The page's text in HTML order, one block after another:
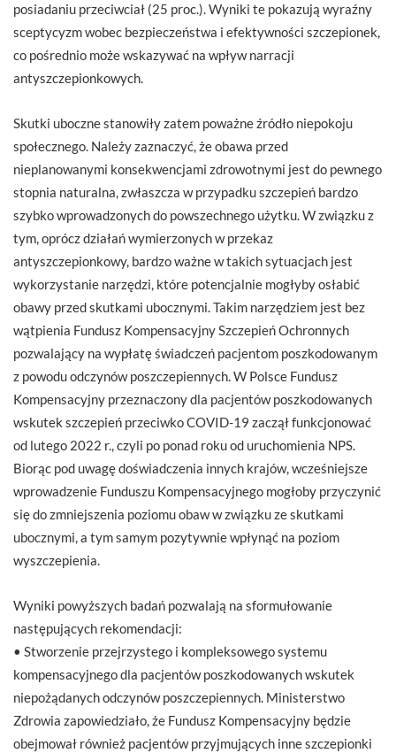
posiadaniu przeciwciał (25 proc.). Wyniki te pokazują wyraźny
sceptycyzm wobec bezpieczeństwa i efektywności szczepionek,
co pośrednio może wskazywać na wpływ narracji
antyszczepionkowych.
Skutki uboczne stanowiły zatem poważne źródło niepokoju
społecznego. Należy zaznaczyć, że obawa przed
nieplanowanymi konsekwencjami zdrowotnymi jest do pewnego
stopnia naturalna, zwłaszcza w przypadku szczepień bardzo
szybko wprowadzonych do powszechnego użytku. W związku z
tym, oprócz działań wymierzonych w przekaz
antyszczepionkowy, bardzo ważne w takich sytuacjach jest
wykorzystanie narzędzi, które potencjalnie mogłyby osłabić
obawy przed skutkami ubocznymi. Takim narzędziem jest bez
wątpienia Fundusz Kompensacyjny Szczepień Ochronnych
pozwalający na wypłatę świadczeń pacjentom poszkodowanym
z powodu odczynów poszczepiennych. W Polsce Fundusz
Kompensacyjny przeznaczony dla pacjentów poszkodowanych
wskutek szczepień przeciwko COVID-19 zaczął funkcjonować
od lutego 2022 r., czyli po ponad roku od uruchomienia NPS.
Biorąc pod uwagę doświadczenia innych krajów, wcześniejsze
wprowadzenie Funduszu Kompensacyjnego mogłoby przyczynić
się do zmniejszenia poziomu obaw w związku ze skutkami
ubocznymi, a tym samym pozytywnie wpłynąć na poziom
wyszczepienia.
Wyniki powyższych badań pozwalają na sformułowanie
następujących rekomendacji:
• Stworzenie przejrzystego i kompleksowego systemu
kompensacyjnego dla pacjentów poszkodowanych wskutek
niepożądanych odczynów poszczepiennych. Ministerstwo
Zdrowia zapowiedziało, że Fundusz Kompensacyjny będzie
obejmował również pacjentów przyjmujących inne szczepionki